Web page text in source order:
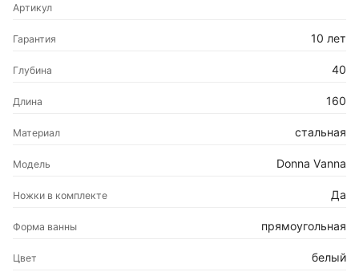
Артикул
Гарантия 10 лет
Глубина 40
Длина 160
Материал стальная
Модель Donna Vanna
Ножки в комплекте Да
Форма ванны прямоугольная
Цвет белый